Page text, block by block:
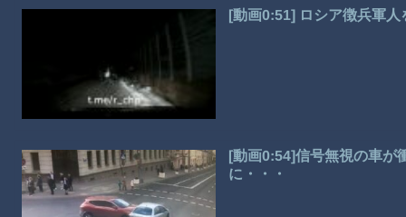
[動画0:51] ロシア徴兵軍
[動画0:54]信号無視の車が
に・・・